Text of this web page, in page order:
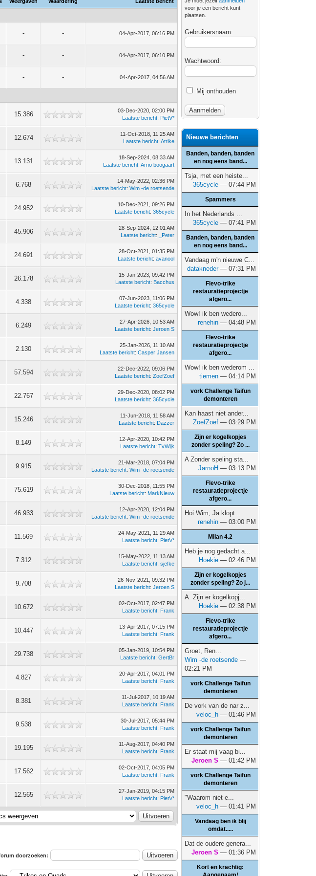
- - 04-Apr-2017, 06:16 PM
- - 04-Apr-2017, 06:10 PM
- - 04-Apr-2017, 04:56 AM
15.386
03-Dec-2020, 02:00 PM
Laatste bericht: PietV*
12.674
11-Oct-2018, 11:25 AM
Laatste bericht:Atrike
13.131
18-Sep-2024, 08:33 AM
Laatste bericht:Arno boogaart
6.768
14-May-2022, 02:36 PM
Laatste bericht:Wim -de roetsende
24.952
10-Dec-2021, 09:26 PM
Laatste bericht:365cycle
45.906
28-Sep-2024, 12:01 AM
Laatste bericht: _Peter
24.691
28-Oct-2021, 01:35 PM
Laatste bericht:avanool
26.178
15-Jan-2023, 09:42 PM
Laatste bericht: Bacchus
4.338
07-Jun-2023, 11:06 PM
Laatste bericht:365cycle
6.249
27-Apr-2026, 10:53 AM
Laatste bericht:Jeroen S
2.130
25-Jan-2026, 11:10 AM
Laatste bericht:Casper Jansen
57.594
22-Dec-2022, 09:06 PM
Laatste bericht:ZoefZoef
22.767
29-Dec-2020, 08:02 PM
Laatste bericht:365cycle
15.246
11-Jun-2018, 11:58 AM
Laatste bericht: Dazzer
8.149
12-Apr-2020, 10:42 PM
Laatste bericht:TvWijk
9.915
21-Mar-2018, 07:04 PM
Laatste bericht:Wim -de roetsende
75.619
30-Dec-2018, 11:55 PM
Laatste bericht: MarkNieuw
46.933
12-Apr-2020, 12:04 PM
Laatste bericht:Wim -de roetsende
11.569
24-May-2021, 11:29 AM
Laatste bericht: PietV*
7.312
15-May-2022, 11:13 AM
Laatste bericht:sjefke
9.708
26-Nov-2021, 09:32 PM
Laatste bericht:Jeroen S
10.672
02-Oct-2017, 02:47 PM
Laatste bericht: Frank
10.447
13-Apr-2017, 07:15 PM
Laatste bericht: Frank
29.738
05-Jan-2019, 10:54 PM
Laatste bericht:GertBr
4.827
20-Apr-2017, 04:01 PM
Laatste bericht: Frank
8.381
11-Jul-2017, 10:19 AM
Laatste bericht: Frank
9.538
30-Jul-2017, 05:44 PM
Laatste bericht: Frank
19.195
11-Aug-2017, 04:40 PM
Laatste bericht: Frank
17.562
02-Oct-2017, 04:05 PM
Laatste bericht: Frank
12.565
27-Jan-2019, 04:15 PM
Laatste bericht: PietV*
doorzoeken:
voor je een bericht kunt
plaatsen.
Gebruikersnaam:
Wachtwoord:
Mij onthouden
Nieuwe berichten
Banden, banden, banden
en nog eens band...
Tsja, met een heiste...
365cycle — 07:44 PM
Spammers
In het Nederlands ...
365cycle — 07:41 PM
Banden, banden, banden
en nog eens band...
Vandaag m'n nieuwe C...
datakneder— 07:31 PM
Flevo-trike
restauratieprojectje
afgero...
Wow! ik ben wedero...
renehin — 04:48 PM
Flevo-trike
restauratieprojectje
afgero...
Wow! ik ben wederom ...
tiemen — 04:14 PM
vork Challenge Taifun
demonteren
Kan haast niet ander...
ZoefZoef — 03:29 PM
Zijn er kogelkopjes
zonder speling? Zo ...
A Zonder speling sta...
JarnoH — 03:13 PM
Flevo-trike
restauratieprojectje
afgero...
Hoi Wim, Ja klopt...
renehin — 03:00 PM
Milan 4.2
Heb je nog gedacht a...
Hoekie — 02:46 PM
Zijn er kogelkopjes
zonder speling? Zo j...
A. Zijn er kogelkopj...
Hoekie — 02:38 PM
Flevo-trike
restauratieprojectje
afgero...
Groet, Ren...
Wim -de roetsende —
02:21 PM
vork Challenge Taifun
demonteren
De vork van de nar z...
veloc_h — 01:46 PM
vork Challenge Taifun
demonteren
Er staat mij vaag bi...
Jeroen S — 01:42 PM
vork Challenge Taifun
demonteren
"Waarom niet e...
veloc_h — 01:41 PM
Vandaag ben ik blij
omdat.....
Dat de oudere genera...
Jeroen S — 01:36 PM
Kort en krachtig: